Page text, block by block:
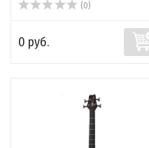
(0)
0 руб.